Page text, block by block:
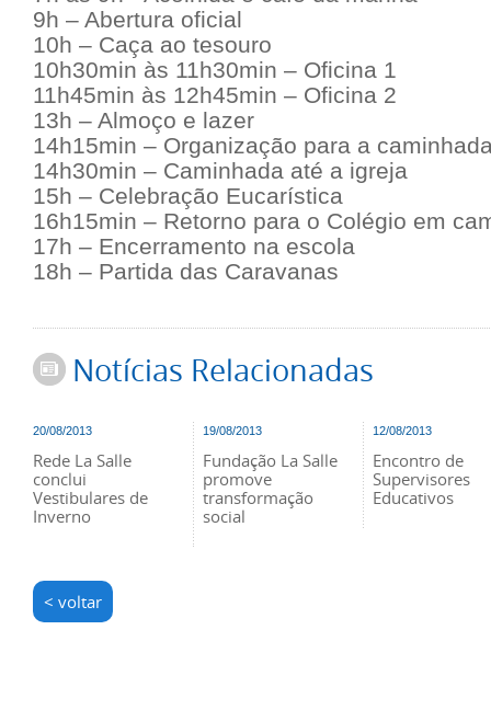
9h – Abertura oficial
10h – Caça ao tesouro
10h30min às 11h30min – Oficina 1
11h45min às 12h45min – Oficina 2
13h – Almoço e lazer
14h15min – Organização para a
14h30min – Caminhada até a igreja
15h – Celebração Eucarística
16h15min – Retorno para o Colégio em
17h – Encerramento na escola
18h – Partida das Caravanas
Notícias Relacionadas
20/08/2013
Rede La Salle
conclui
Vestibulares de
Inverno
19/08/2013
Fundação La Salle
promove
transformação
social
12/08/2013
Encontro de
Supervisores
Educativos
< voltar